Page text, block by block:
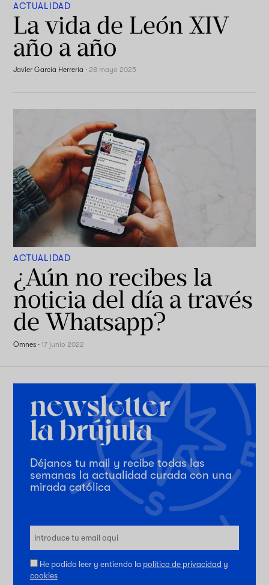
ACTUALIDAD
La vida de León XIV
año a año
Javier García Herrería ·28 mayo 2025
ACTUALIDAD
¿Aún no recibes la
noticia del día a través
de Whatsapp?
Omnes ·17 junio 2022
Déjanos tu mail y recibe todas las
semanas la actualidad curada con una
mirada católica
He podido leer y entiendo la política de privacidad y
cookies